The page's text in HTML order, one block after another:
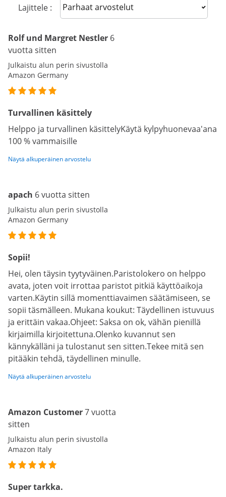
Lajittele : Sort reviews
Rolf und Margret Nestler 6
vuotta sitten
Julkaistu alun perin sivustolla
Amazon Germany
Turvallinen käsittely
Helppo ja turvallinen käsittelyKäytä kylpyhuonevaa'ana
100 % vammaisille
Näytä alkuperäinen arvostelu
apach 6 vuotta sitten
Julkaistu alun perin sivustolla
Amazon Germany
Sopii!
Hei, olen täysin tyytyväinen.Paristolokero on helppo
avata, joten voit irrottaa paristot pitkiä käyttöaikoja
varten.Käytin sillä momenttiavaimen säätämiseen, se
sopii täsmälleen. Mukana koukut: Täydellinen istuvuus
ja erittäin vakaa.Ohjeet: Saksa on ok, vähän pienillä
kirjaimilla kirjoitettuna.Olenko kuvannut sen
kännykälläni ja tulostanut sen sitten.Tekee mitä sen
pitääkin tehdä, täydellinen minulle.
Näytä alkuperäinen arvostelu
Amazon Customer7 vuotta
sitten
Julkaistu alun perin sivustolla
Amazon Italy
Super tarkka.